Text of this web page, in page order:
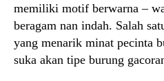
memiliki motif berwarna –
beragam nan indah. Salah
yang menarik minat pecinta
suka akan tipe burung